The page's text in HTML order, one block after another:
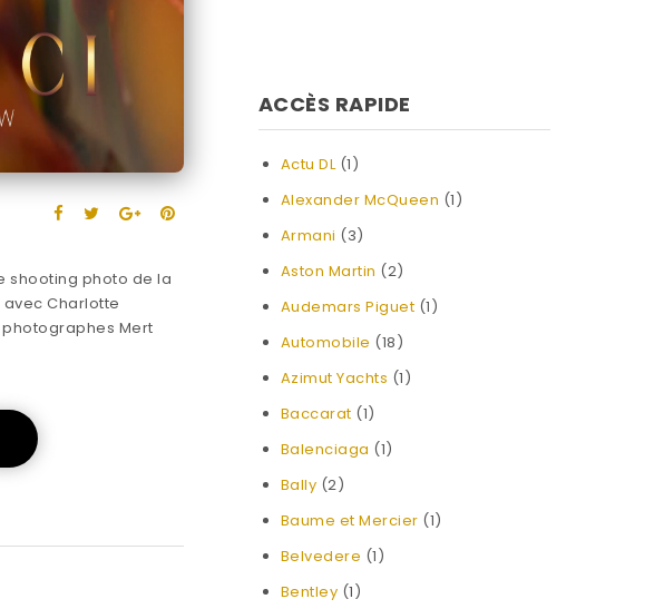
shooting photo de la
avec Charlotte
Mert
ACCÈS RAPIDE
Actu DL(1)
Alexander McQueen (1)
Armani (3)
Aston Martin (2)
Audemars Piguet (1)
Automobile (18)
Azimut Yachts (1)
Baccarat (1)
Balenciaga (1)
Bally (2)
Baume et Mercier (1)
Belvedere (1)
Bentley (1)